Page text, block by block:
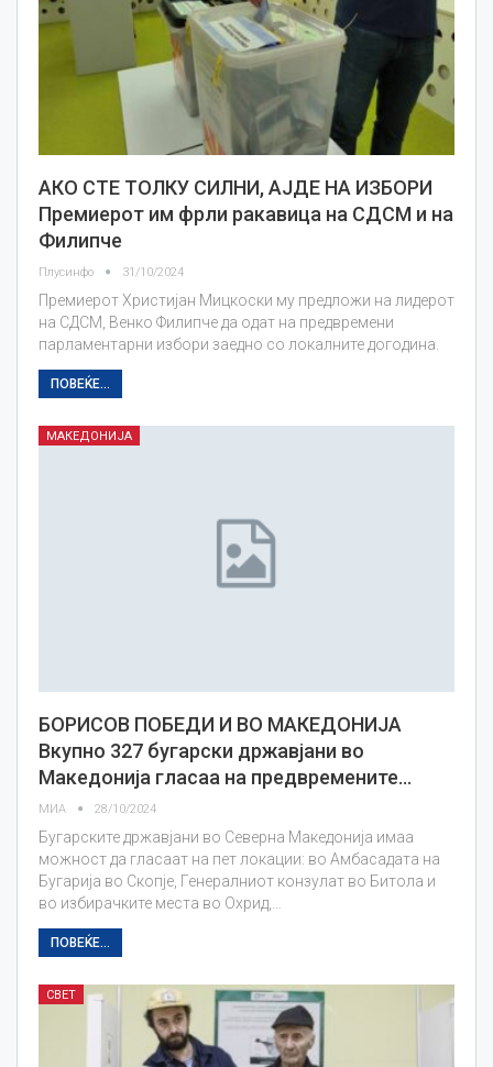
АКО СТЕ ТОЛКУ СИЛНИ, АЈДЕ НА ИЗБОРИ
Премиерот им фрли ракавица на СДСМ и на
Филипче
Плусинфо 31/10/2024
Премиерот Христијан Мицкоски му предложи на лидерот
на СДСМ, Венко Филипче да одат на предвремени
парламентарни избори заедно со локалните догодина.
ПОВЕЌЕ...
МАКЕДОНИЈА
БОРИСОВ ПОБЕДИ И ВО МАКЕДОНИЈА
Вкупно 327 бугарски државјани во
Македонија гласаа на предвремените…
МИА 28/10/2024
Бугарските државјани во Северна Македонија имаа
можност да гласаат на пет локации: во Амбасадата на
Бугарија во Скопје, Генералниот конзулат во Битола и
во избирачките места во Охрид,…
ПОВЕЌЕ...
СВЕТ